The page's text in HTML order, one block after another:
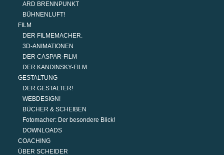
ARD BRENNPUNKT
BÜHNENLUFT!
FILM
DER FILMEMACHER.
3D-ANIMATIONEN
DER CASPAR-FILM
DER KANDINSKY-FILM
GESTALTUNG
DER GESTALTER!
WEBDESIGN!
BÜCHER & SCHEIBEN
Fotomacher: Der besondere Blick!
DOWNLOADS
COACHING
ÜBER SCHEIDER